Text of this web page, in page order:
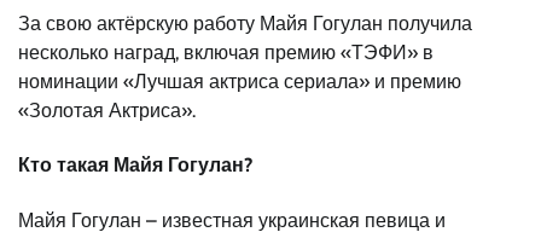
За свою актёрскую работу Майя Гогулан получила
несколько наград, включая премию «ТЭФИ» в
номинации «Лучшая актриса сериала» и премию
«Золотая Актриса».
Кто такая Майя Гогулан?
Майя Гогулан – известная украинская певица и